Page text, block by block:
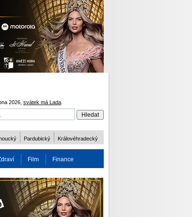
2026, svátek má Lada
Pardubický Královéhradecký
Film Finance
Více ODM 2016